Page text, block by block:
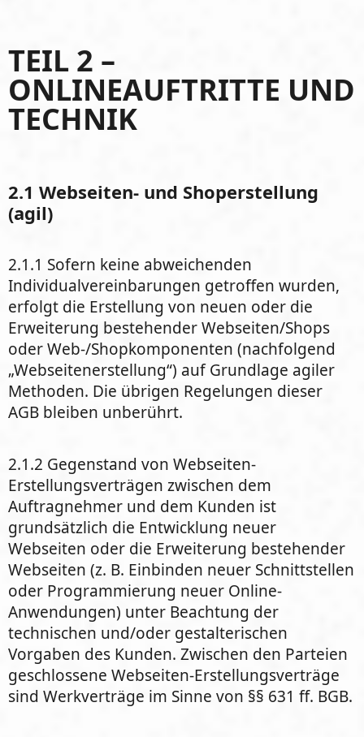
TEIL 2 –
ONLINEAUFTRITTE UND
TECHNIK
2.1 Webseiten- und Shoperstellung
(agil)
2.1.1 Sofern keine abweichenden
Individualvereinbarungen getroffen wurden,
erfolgt die Erstellung von neuen oder die
Erweiterung bestehender Webseiten/Shops
oder Web-/Shopkomponenten (nachfolgend
„Webseitenerstellung“) auf Grundlage agiler
Methoden. Die übrigen Regelungen dieser
AGB bleiben unberührt.
2.1.2 Gegenstand von Webseiten-
Erstellungsverträgen zwischen dem
Auftragnehmer und dem Kunden ist
grundsätzlich die Entwicklung neuer
Webseiten oder die Erweiterung bestehender
Webseiten (z. B. Einbinden neuer Schnittstellen
oder Programmierung neuer Online-
Anwendungen) unter Beachtung der
technischen und/oder gestalterischen
Vorgaben des Kunden. Zwischen den Parteien
geschlossene Webseiten-Erstellungsverträge
sind Werkverträge im Sinne von §§ 631 ff. BGB.